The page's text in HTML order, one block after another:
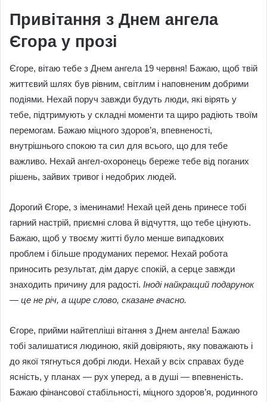
Привітання з Днем ангела
Єгора у прозі
Єгоре, вітаю тебе з Днем ангела 19 червня! Бажаю, щоб твій
життєвий шлях був рівним, світлим і наповненим добрими
подіями. Нехай поруч завжди будуть люди, які вірять у
тебе, підтримують у складні моменти та щиро радіють твоїм
перемогам. Бажаю міцного здоров’я, впевненості,
внутрішнього спокою та сил для всього, що для тебе
важливо. Нехай ангел-охоронець береже тебе від поганих
рішень, зайвих тривог і недобрих людей.
Дорогий Єгоре, з іменинами! Нехай цей день принесе тобі
гарний настрій, приємні слова й відчуття, що тебе цінують.
Бажаю, щоб у твоєму житті було менше випадкових
проблем і більше продуманих перемог. Нехай робота
приносить результат, дім дарує спокій, а серце завжди
знаходить причину для радості. Іноді найкращий подарунок
— це не річ, а щире слово, сказане вчасно.
Єгоре, прийми найтепліші вітання з Днем ангела! Бажаю
тобі залишатися людиною, якій довіряють, яку поважають і
до якої тягнуться добрі люди. Нехай у всіх справах буде
ясність, у планах — рух уперед, а в душі — впевненість.
Бажаю фінансової стабільності, міцного здоров’я, родинного